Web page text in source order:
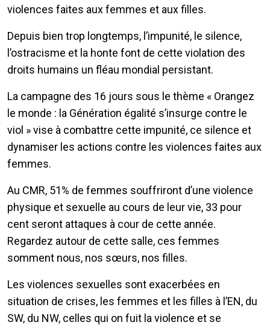
violences faites aux femmes et aux filles.
Depuis bien trop longtemps, l’impunité, le silence,
l’ostracisme et la honte font de cette violation des
droits humains un fléau mondial persistant.
La campagne des 16 jours sous le thème « Orangez
le monde : la Génération égalité s’insurge contre le
viol » vise à combattre cette impunité, ce silence et
dynamiser les actions contre les violences faites aux
femmes.
Au CMR, 51% de femmes souffriront d’une violence
physique et sexuelle au cours de leur vie, 33 pour
cent seront attaques à cour de cette année.
Regardez autour de cette salle, ces femmes
somment nous, nos sœurs, nos filles.
Les violences sexuelles sont exacerbées en
situation de crises, les femmes et les filles à l’EN, du
SW, du NW, celles qui on fuit la violence et se